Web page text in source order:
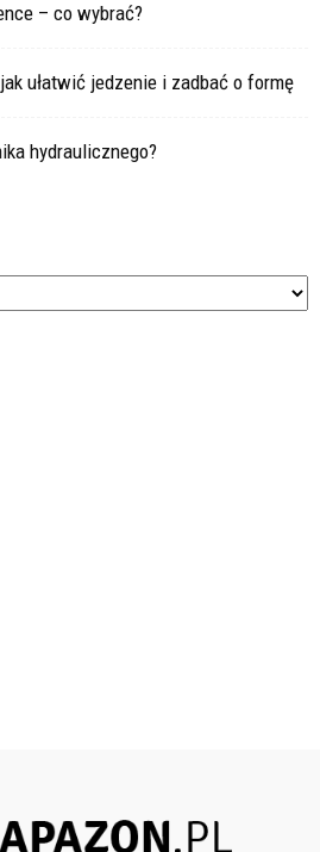
– co wybrać?
ułatwić jedzenie i zadbać o formę
hydraulicznego?